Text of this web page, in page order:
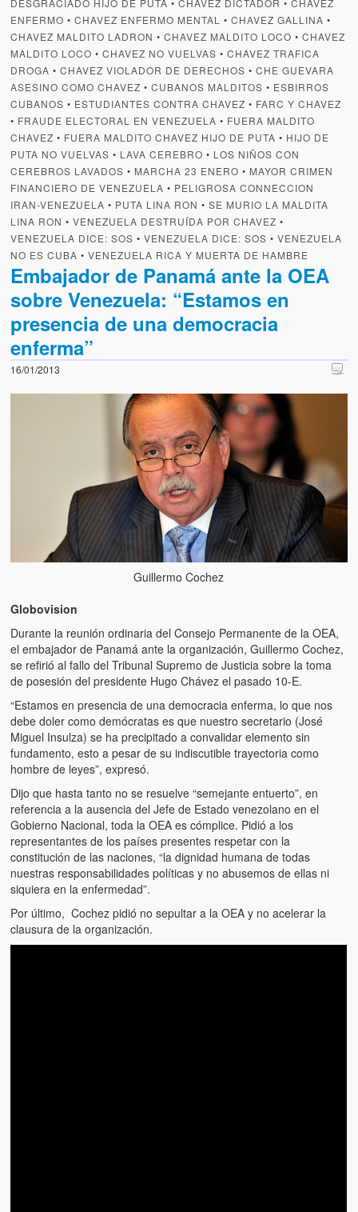
DESGRACIADO HIJO DE PUTA •CHAVEZ DICTADOR •CHAVEZ
ENFERMO •CHAVEZ ENFERMO MENTAL •CHAVEZ GALLINA •
CHAVEZ MALDITO LADRON •CHAVEZ MALDITO LOCO •CHAVEZ
MALDITO LOCO •CHAVEZ NO VUELVAS •CHAVEZ TRAFICA
DROGA •CHAVEZ VIOLADOR DE DERECHOS •CHE GUEVARA
ASESINO COMO CHAVEZ •CUBANOS MALDITOS • ESBIRROS
CUBANOS • ESTUDIANTES CONTRA CHAVEZ • FARC Y CHAVEZ
• FRAUDE ELECTORAL EN VENEZUELA • FUERA MALDITO
CHAVEZ • FUERA MALDITO CHAVEZ HIJO DE PUTA • HIJO DE
PUTA NO VUELVAS • LAVA CEREBRO • LOS NIÑOS CON
CEREBROS LAVADOS • MARCHA 23 ENERO • MAYOR CRIMEN
FINANCIERO DE VENEZUELA • PELIGROSA CONNECCION
IRAN-VENEZUELA • PUTA LINA RON •SE MURIO LA MALDITA
LINA RON •VENEZUELA DESTRUÍDA POR CHAVEZ •
VENEZUELA DICE: SOS •VENEZUELA DICE: SOS •VENEZUELA
NO ES CUBA •VENEZUELA RICA Y MUERTA DE HAMBRE
Embajador de Panamá ante la OEA
sobre Venezuela: “Estamos en
presencia de una democracia
enferma”
16/01/2013
Guillermo Cochez
Globovision
Durante la reunión ordinaria del Consejo Permanente de la OEA,
el embajador de Panamá ante la organización, Guillermo Cochez,
se refirió al fallo del Tribunal Supremo de Justicia sobre la toma
de posesión del presidente Hugo Chávez el pasado 10-E.
“Estamos en presencia de una democracia enferma, lo que nos
debe doler como demócratas es que nuestro secretario (José
Miguel Insulza) se ha precipitado a convalidar elemento sin
fundamento, esto a pesar de su indiscutible trayectoria como
hombre de leyes”, expresó.
Dijo que hasta tanto no se resuelve “semejante entuerto”, en
referencia a la ausencia del Jefe de Estado venezolano en el
Gobierno Nacional, toda la OEA es cómplice. Pidió a los
representantes de los países presentes respetar con la
constitución de las naciones, “la dignidad humana de todas
nuestras responsabilidades políticas y no abusemos de ellas ni
siquiera en la enfermedad”.
Por último, Cochez pidió no sepultar a la OEA y no acelerar la
clausura de la organización.